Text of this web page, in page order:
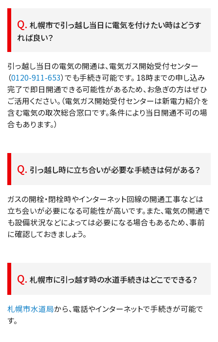
札幌市で引っ越し当日に電気を付けたい時はどうす
れば良い？
引っ越し当日の電気の開通は、電気ガス開始受付センター
（0120-911-653）でも手続き可能です。 18時までの申し込み
完了で即日開通できる可能性があるため、お急ぎの方はぜひ
ご活用ください。（電気ガス開始受付センターは新電力紹介を
含む電気の取次総合窓口です。条件により当日開通不可の場
合もあります。）
引っ越し時に立ち合いが必要な手続きは何がある？
ガスの開栓・閉栓時やインターネット回線の開通工事などは
立ち会いが必要になる可能性が高いです。また、電気の開通で
も設備状況などによっては必要になる場合もあるため、事前
に確認しておきましょう。
札幌市に引っ越す時の水道手続きはどこでできる？
札幌市水道局から、電話やインターネットで手続きが可能で
す。